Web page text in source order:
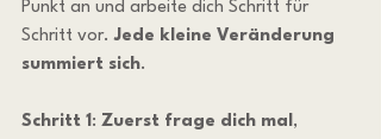
Punkt an und arbeite dich Schritt für
Schritt vor. Jede kleine Veränderung
summiert sich.
Schritt 1: Zuerst frage dich mal,